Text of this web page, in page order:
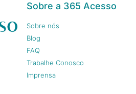
Sobre a 365 Acesso
Sobre nós
Blog
FAQ
Trabalhe Conosco
Imprensa